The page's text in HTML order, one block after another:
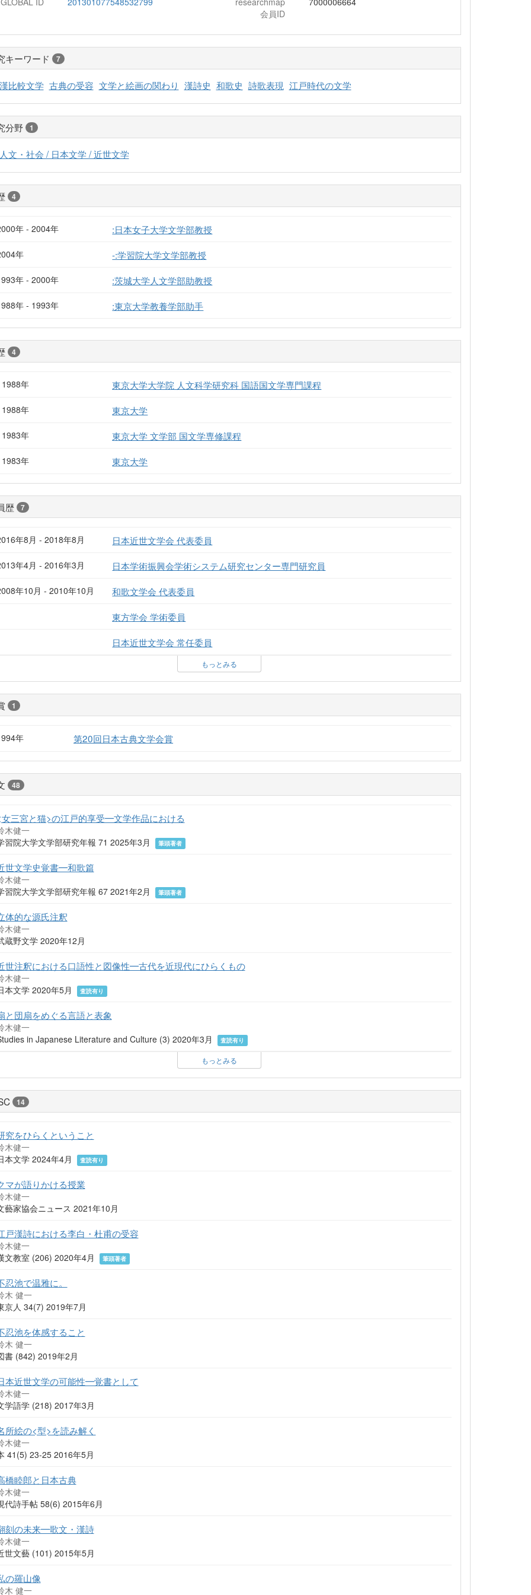
会員ID
キーワード 7
比較文学 古典の受容 文学と絵画の関わり 漢詩史 和歌史 詩歌表現 江戸時代の文学
分野 1
文・社会 / 日本文学 / 近世文学
4
年 - 2004年 :日本女子大学文学部教授
年 -:学習院大学文学部教授
年 - 2000年 :茨城大学人文学部助教授
年 - 1993年 :東京大学教養学部助手
4
年 東京大学大学院 人文科学研究科 国語国文学専門課程
年 東京大学
年 東京大学 文学部 国文学専修課程
年 東京大学
歴 7
年8月 - 2018年8月 日本近世文学会 代表委員
年4月 - 2016年3月 日本学術振興会学術システム研究センター専門研究員
年10月 - 2010年10月
和歌文学会 代表委員
東方学会 学術委員
日本近世文学会 常任委員
もっとみる
1
年 第20回日本古典文学会賞
48
三宮と猫>の江戸的享受━文学作品における
木健一
習院大学文学部研究年報 71 2025年3月
筆頭著者
世文学史覚書━和歌篇
木健一
習院大学文学部研究年報 67 2021年2月
筆頭著者
体的な源氏注釈
木健一
蔵野文学 2020年12月
世注釈における口語性と図像性━古代を近現代にひらくもの
木健一
本文学 2020年5月
査読有り
と団扇をめぐる言語と表象
木健一
in Japanese Literature and Culture (3) 2020年3月
査読有り
もっとみる
14
究をひらくということ
木健一
本文学 2024年4月
査読有り
マが語りかける授業
木健一
藝家協会ニュース 2021年10月
戸漢詩における李白・杜甫の受容
木健一
文教室 (206) 2020年4月
筆頭著者
忍池で温雅に。
木 健一
京人 34(7) 2019年7月
忍池を体感すること
木 健一
書 (842) 2019年2月
本近世文学の可能性━覚書として
木健一
学語学 (218) 2017年3月
所絵の<型>を読み解く
木健一
41(5) 23-25 2016年5月
橋睦郎と日本古典
木健一
代詩手帖 58(6) 2015年6月
刻の未来━歌文・漢詩
木健一
世文藝 (101) 2015年5月
の羅山像
木 健一